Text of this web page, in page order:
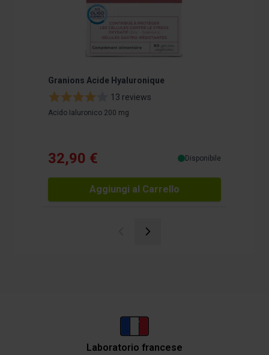
Granions Acide Hyaluronique
13 reviews
Acido Ialuronico 200 mg
32,90 € Disponibile
Aggiungi al Carrello
Laboratorio francese